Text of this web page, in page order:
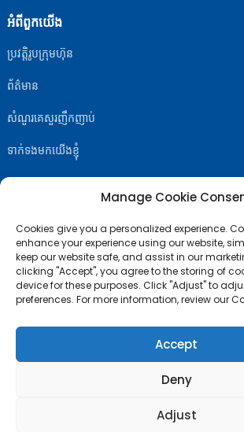
អំពីពួកយើង
ប្រវត្តិរូបក្រុមហ៊ុន
ព័ត៌មាន
សំណួរគេសួរញឹកញាប់
ទាក់ទងមកយើងខ្ញុំ
ធ្វើតាមអាមេរិក
© រក្សាសិទ្ធិ - 2010-2024 : រក្សាសិទ្ធិគ្រប់យ៉ាង
Manage Cookie
Cookies give you a personalized experience.
enhance your experience using our website,
keep our website safe, and assist in our
clicking "Accept", you agree to the storing of
device for these purposes. Click "Adjust" to
preferences. For more information, review our
Accept
Deny
Adjust